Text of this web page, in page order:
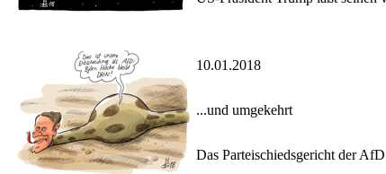
10.01.2018
...und umgekehrt
Das Parteischiedsgericht der